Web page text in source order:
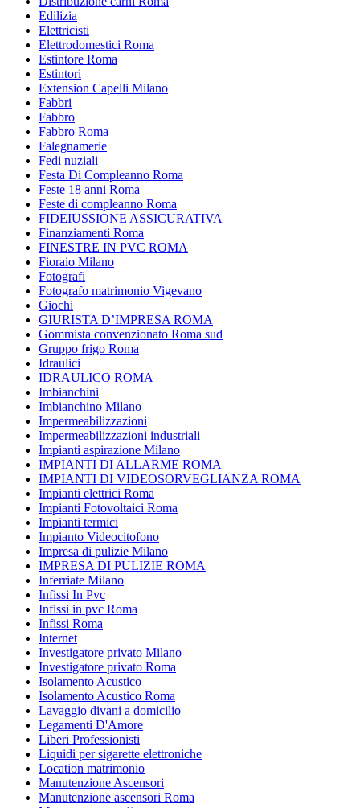
Edilizia
Elettricisti
Elettrodomestici Roma
Estintore Roma
Estintori
Extension Capelli Milano
Fabbri
Fabbro
Fabbro Roma
Falegnamerie
Fedi nuziali
Festa Di Compleanno Roma
Feste 18 anni Roma
Feste di compleanno Roma
FIDEIUSSIONE ASSICURATIVA
Finanziamenti Roma
FINESTRE IN PVC ROMA
Fioraio Milano
Fotografi
Fotografo matrimonio Vigevano
Giochi
GIURISTA D’IMPRESA ROMA
Gommista convenzionato Roma sud
Gruppo frigo Roma
Idraulici
IDRAULICO ROMA
Imbianchini
Imbianchino Milano
Impermeabilizzazioni
Impermeabilizzazioni industriali
Impianti aspirazione Milano
IMPIANTI DI ALLARME ROMA
IMPIANTI DI VIDEOSORVEGLIANZA ROMA
Impianti elettrici Roma
Impianti Fotovoltaici Roma
Impianti termici
Impianto Videocitofono
Impresa di pulizie Milano
IMPRESA DI PULIZIE ROMA
Inferriate Milano
Infissi In Pvc
Infissi in pvc Roma
Infissi Roma
Internet
Investigatore privato Milano
Investigatore privato Roma
Isolamento Acustico
Isolamento Acustico Roma
Lavaggio divani a domicilio
Legamenti D'Amore
Liberi Professionisti
Liquidi per sigarette elettroniche
Location matrimonio
Manutenzione Ascensori
Manutenzione ascensori Roma